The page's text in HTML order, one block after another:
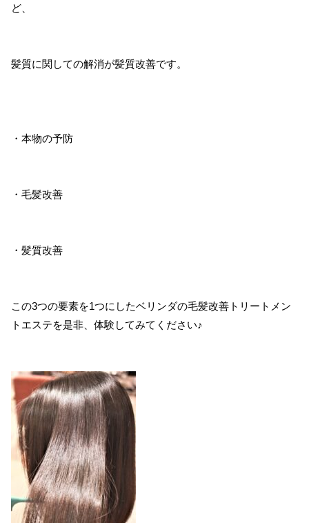
ど、
髪質に関しての解消が髪質改善です。
・本物の予防
・毛髪改善
・髪質改善
この3つの要素を1つにしたベリンダの毛髪改善トリートメン
トエステを是非、体験してみてください♪